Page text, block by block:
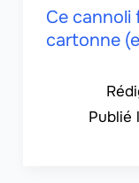
Ce cannoli
cartonne